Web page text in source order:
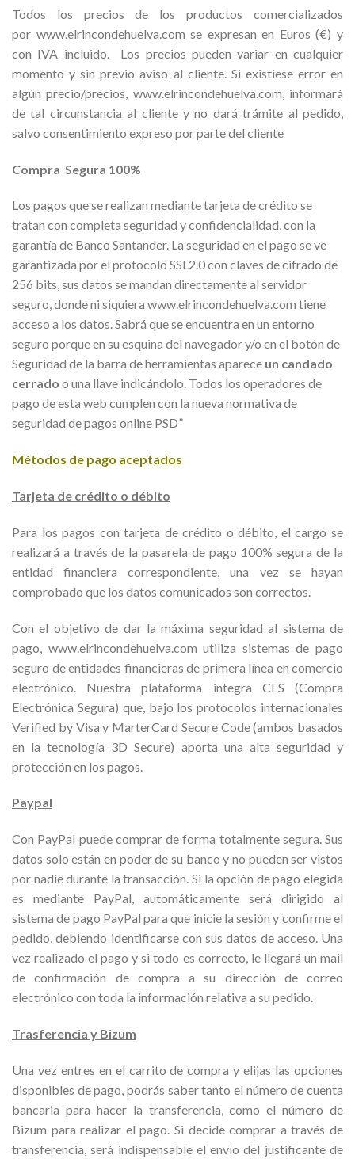
Todos los precios de los productos comercializados
por www.elrincondehuelva.com se expresan en Euros (€) y
con IVA incluido. Los precios pueden variar en cualquier
momento y sin previo aviso al cliente. Si existiese error en
algún precio/precios, www.elrincondehuelva.com, informará
de tal circunstancia al cliente y no dará trámite al pedido,
salvo consentimiento expreso por parte del cliente
Compra Segura 100%
Los pagos que se realizan mediante tarjeta de crédito se
tratan con completa seguridad y confidencialidad, con la
garantía de Banco Santander. La seguridad en el pago se ve
garantizada por el protocolo SSL2.0 con claves de cifrado de
256 bits, sus datos se mandan directamente al servidor
seguro, donde ni siquiera www.elrincondehuelva.com tiene
acceso a los datos. Sabrá que se encuentra en un entorno
seguro porque en su esquina del navegador y/o en el botón de
Seguridad de la barra de herramientas aparece un candado
cerrado o una llave indicándolo. Todos los operadores de
pago de esta web cumplen con la nueva normativa de
seguridad de pagos online PSD”
Métodos de pago aceptados
Tarjeta de crédito o débito
Para los pagos con tarjeta de crédito o débito, el cargo se
realizará a través de la pasarela de pago 100% segura de la
entidad financiera correspondiente, una vez se hayan
comprobado que los datos comunicados son correctos.
Con el objetivo de dar la máxima seguridad al sistema de
pago, www.elrincondehuelva.com utiliza sistemas de pago
seguro de entidades financieras de primera línea en comercio
electrónico. Nuestra plataforma integra CES (Compra
Electrónica Segura) que, bajo los protocolos internacionales
Verified by Visa y MarterCard Secure Code (ambos basados
en la tecnología 3D Secure) aporta una alta seguridad y
protección en los pagos.
Paypal
Con PayPal puede comprar de forma totalmente segura. Sus
datos solo están en poder de su banco y no pueden ser vistos
por nadie durante la transacción. Si la opción de pago elegida
es mediante PayPal, automáticamente será dirigido al
sistema de pago PayPal para que inicie la sesión y confirme el
pedido, debiendo identificarse con sus datos de acceso. Una
vez realizado el pago y si todo es correcto, le llegará un mail
de confirmación de compra a su dirección de correo
electrónico con toda la información relativa a su pedido.
Trasferencia y Bizum
Una vez entres en el carrito de compra y elijas las opciones
disponibles de pago, podrás saber tanto el número de cuenta
bancaria para hacer la transferencia, como el número de
Bizum para realizar el pago. Si decide comprar a través de
transferencia, será indispensable el envío del justificante de